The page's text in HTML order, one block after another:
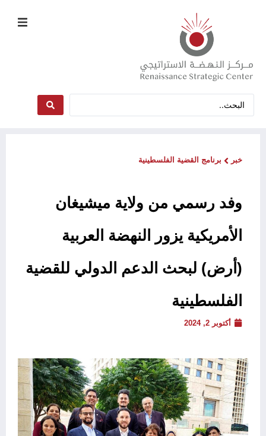
خبر برنامج القضية الفلسطينية
وفد رسمي من ولاية ميشيغان
الأمريكية يزور النهضة العربية
(أرض) لبحث الدعم الدولي للقضية
الفلسطينية
أكتوبر 2, 2024